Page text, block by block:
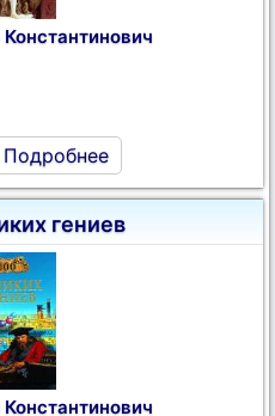
Подробнее
гениев